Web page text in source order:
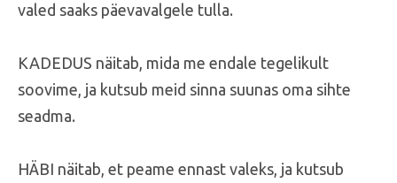
valed saaks päevavalgele tulla.
KADEDUS näitab, mida me endale tegelikult
soovime, ja kutsub meid sinna suunas oma sihte
seadma.
HÄBI näitab, et peame ennast valeks, ja kutsub